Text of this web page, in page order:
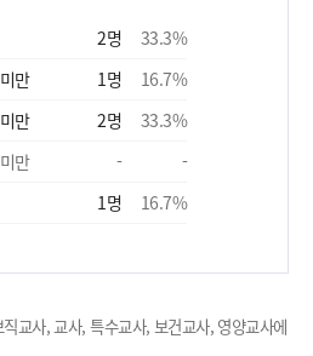
2명 33.3%
만
1명 16.7%
만
2명 33.3%
만
-
-
1명 16.7%
교사, 교사, 특수교사, 보건교사, 영양교사에